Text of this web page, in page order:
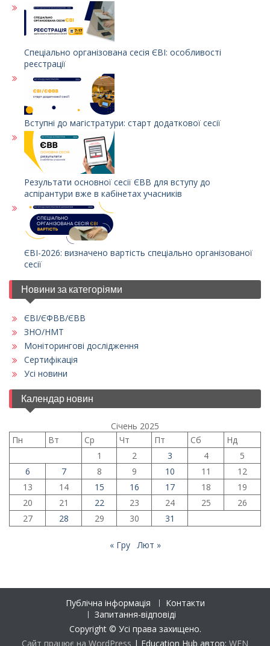
Спеціально організована сесія ЄВІ: особливості
реєстрації
Вступні до магістратури: старт додаткової сесії
Результати основної сесії ЄВВ для вступу до
аспірантури вже в кабінетах учасників
ЄВІ-2026: визначено вартість спеціально організованої
сесії
Новини за категоріями
ЄВІ/ЄФВВ/ЄВВ
ЗНО/НМТ
Моніторингові дослідження
Сертифікація
Усі новини
Календар новин
Січень 2025
Пн
Вт Ср Чт Пт Сб
Нд
1
2 3 4
5
6
7 8 9 10 11
12
13
14 15 16 17 18
19
20
21 22 23 24 25
26
27
28 29 30 31
« Гру Лют »
Публічна інформація
Контакти
Запитання-відповіді
Copyright © Усі права захищено.
Сайт працює на WordPress | Education Hub автор: WEN